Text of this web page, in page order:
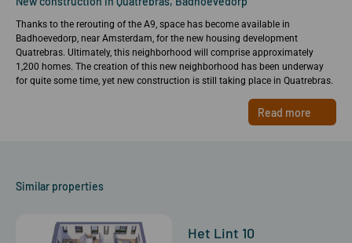
Thanks to the rerouting of the A9, space has become available in
Badhoevedorp, near Amsterdam, for the new housing development
Quatrebras. Ultimately, this neighborhood will comprise approximately
1,200 homes. The creation of this new neighborhood has been underway
for quite some time, yet new construction is still taking place in Quatrebras.
Read more
Similar properties
Het Lint 10